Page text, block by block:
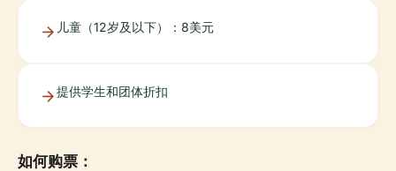
儿童（12岁及以下）：8美元
提供学生和团体折扣
如何购票：